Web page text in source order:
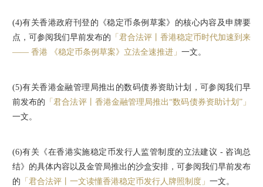
(4)有关香港政府刊登的《稳定币条例草案》的核心内容及申牌要
点，可参阅我们早前发布的 「君合法评丨香港稳定币时代加速到来
—— 香港 《稳定币条例草案》立法全速推进」 一文。
(5)有关香港金融管理局推出的数码债券资助计划，可参阅我们早
前发布的 「君合法评丨香港金融管理局推出“数码债券资助计划”」
一文。
(6)有关《在香港实施稳定币发行人监管制度的立法建议 - 咨询总
结》的具体内容以及金管局推出的沙盒安排，可参阅我们早前发布
的 「君合法评丨一文读懂香港稳定币发行人牌照制度」 一文。